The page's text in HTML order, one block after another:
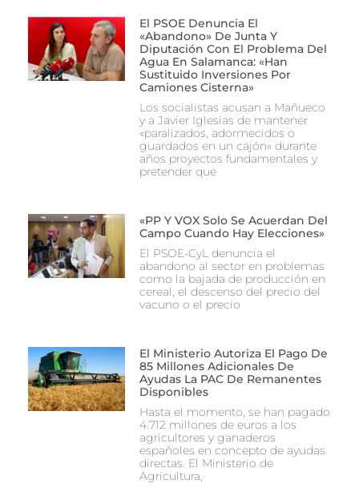
El PSOE Denuncia El
«abandono» De Junta Y
Diputación Con El Problema Del
Agua En Salamanca: «Han
Sustituido Inversiones Por
Camiones Cisterna»
Los socialistas acusan a Mañueco
y a Javier Iglesias de mantener
«paralizados, adormecidos o
guardados en un cajón» durante
años proyectos fundamentales y
pretender que
«PP Y VOX Solo Se Acuerdan Del
Campo Cuando Hay Elecciones»
El PSOE-CyL denuncia el
abandono al sector en problemas
como la bajada de producción en
cereal, el descenso del precio del
vacuno o el precio
El Ministerio Autoriza El Pago De
85 Millones Adicionales De
Ayudas La PAC De Remanentes
Disponibles
Hasta el momento, se han pagado
4.712 millones de euros a los
agricultores y ganaderos
españoles en concepto de ayudas
directas. El Ministerio de
Agricultura,